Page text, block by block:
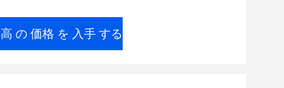
の 価格 を 入手 する